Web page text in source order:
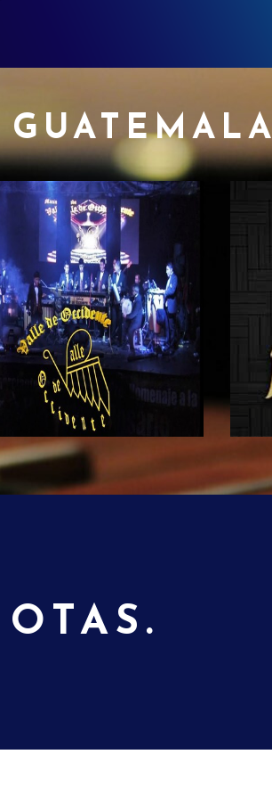
Valle de Occidente
con bellos sones y piezas